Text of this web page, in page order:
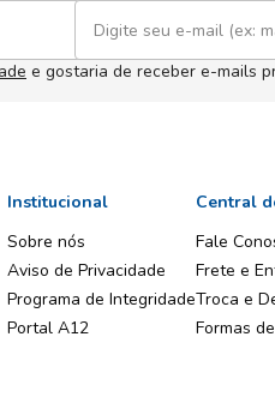
e gostaria de receber e-mails
Institucional
Sobre nós
Aviso de Privacidade
Programa de Integridade
Portal A12
Central
Fale
Frete e
Troca e
Formas